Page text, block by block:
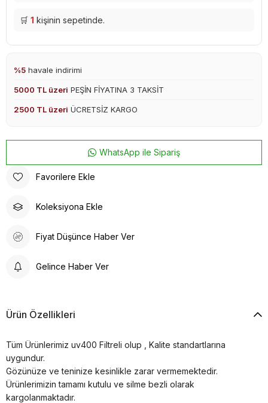
🛒 1 kişinin sepetinde.
%5 havale indirimi
5000 TL üzeri PEŞİN FİYATINA 3 TAKSİT
2500 TL üzeri ÜCRETSİZ KARGO
WhatsApp ile Sipariş
Favorilere Ekle
Koleksiyona Ekle
Fiyat Düşünce Haber Ver
Gelince Haber Ver
Ürün Özellikleri
Tüm Ürünlerimiz uv400 Filtreli olup , Kalite standartlarına
uygundur.
Gözünüze ve teninize kesinlikle zarar vermemektedir.
Ürünlerimizin tamamı kutulu ve silme bezli olarak
kargolanmaktadır.